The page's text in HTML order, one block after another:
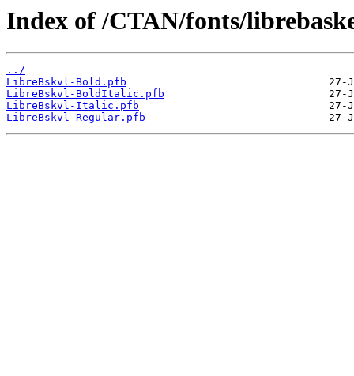
Index of /CTAN/fonts/
../
LibreBskvl-Bold.pfb
LibreBskvl-BoldItalic.pfb
LibreBskvl-Italic.pfb
LibreBskvl-Regular.pfb